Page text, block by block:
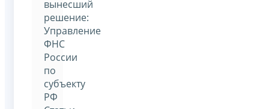
вынесший
решение:
Управление
ФНС
России
по
субъекту
РФ